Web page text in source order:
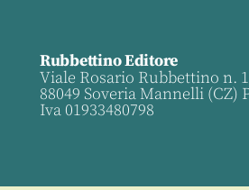
Rubbettino Editore
Viale Rosario Rubbettino n.
88049 Soveria Mannelli (CZ)
Iva 01933480798